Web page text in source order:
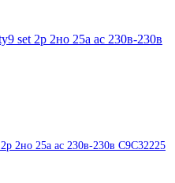
2но 25a ac 230в-230в C9C32225